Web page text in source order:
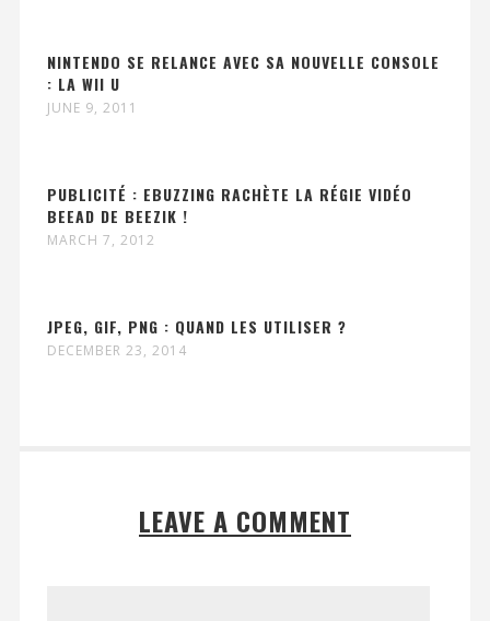
NINTENDO SE RELANCE AVEC SA NOUVELLE CONSOLE
: LA WII U
JUNE 9, 2011
PUBLICITÉ : EBUZZING RACHÈTE LA RÉGIE VIDÉO
BEEAD DE BEEZIK !
MARCH 7, 2012
JPEG, GIF, PNG : QUAND LES UTILISER ?
DECEMBER 23, 2014
LEAVE A COMMENT